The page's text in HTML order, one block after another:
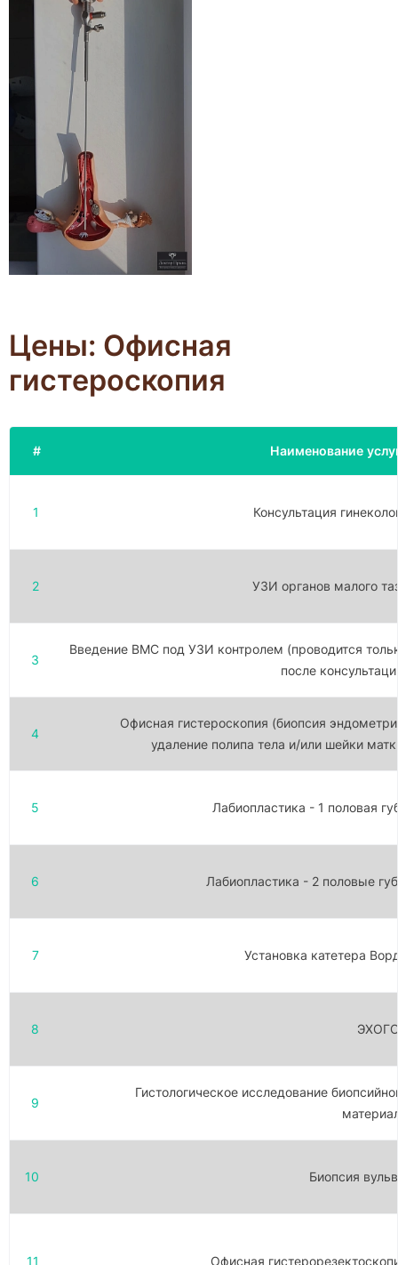
Цены: Офисная
гистероскопия
# Наименование
1 Консультация
2 УЗИ органов малого
3
Введение ВМС под УЗИ контролем (проводится
после
4
Офисная гистероскопия (биопсия
удаление полипа тела и/или шейки
5 Лабиопластика - 1 половая
6 Лабиопластика - 2 половые
7 Установка катетера
8
9
Гистологическое исследование
10 Биопсия
11 Офисная